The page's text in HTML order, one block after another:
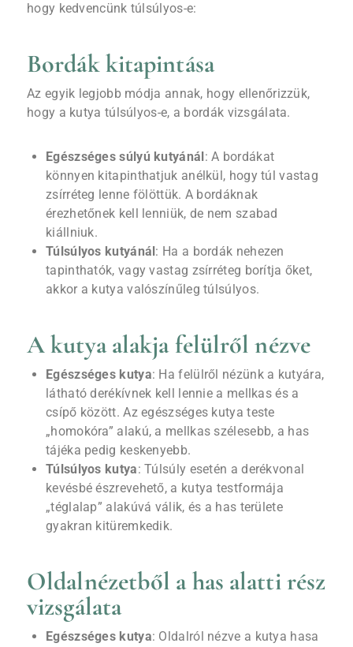
hogy kedvencünk túlsúlyos-e:
Bordák kitapintása
Az egyik legjobb módja annak, hogy ellenőrizzük,
hogy a kutya túlsúlyos-e, a bordák vizsgálata.
Egészséges súlyú kutyánál : A bordákat
könnyen kitapinthatjuk anélkül, hogy túl vastag
zsírréteg lenne fölöttük. A bordáknak
érezhetőnek kell lenniük, de nem szabad
kiállniuk.
Túlsúlyos kutyánál : Ha a bordák nehezen
tapinthatók, vagy vastag zsírréteg borítja őket,
akkor a kutya valószínűleg túlsúlyos.
A kutya alakja felülről nézve
Egészséges kutya: Ha felülről nézünk a kutyára,
látható derékívnek kell lennie a mellkas és a
csípő között. Az egészséges kutya teste
„homokóra” alakú, a mellkas szélesebb, a has
tájéka pedig keskenyebb.
Túlsúlyos kutya: Túlsúly esetén a derékvonal
kevésbé észrevehető, a kutya testformája
„téglalap” alakúvá válik, és a has területe
gyakran kitüremkedik.
Oldalnézetből a has alatti rész
vizsgálata
Egészséges kutya: Oldalról nézve a kutya hasa